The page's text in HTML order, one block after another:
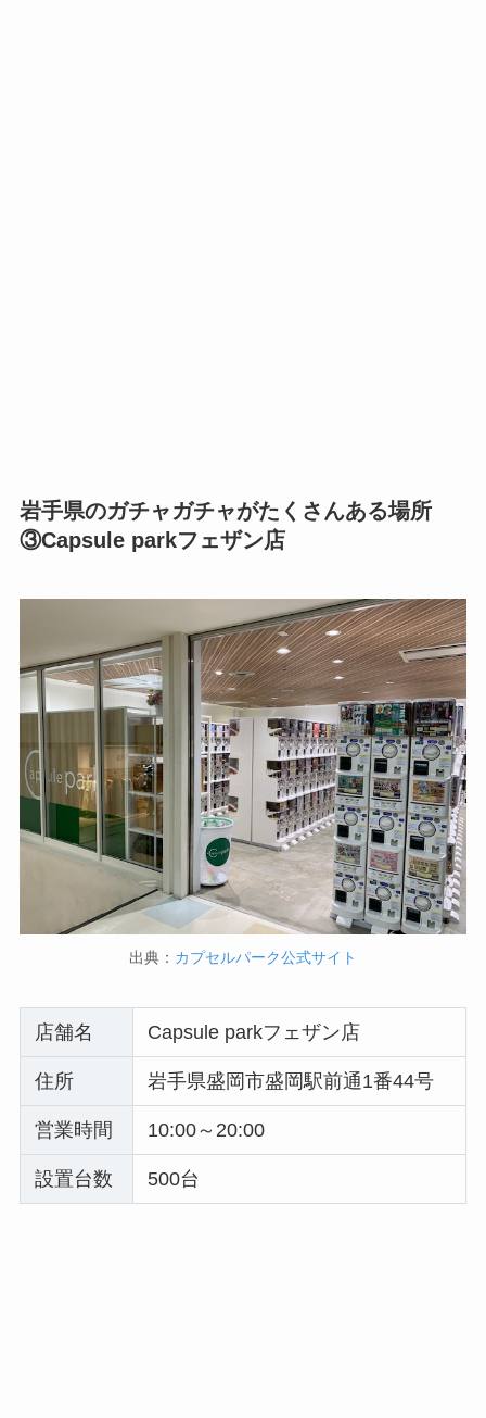
岩手県のガチャガチャがたくさんある場所
③Capsule parkフェザン店
出典： カプセルパーク公式サイト
店舗名 Capsule parkフェザン店
住所 岩手県盛岡市盛岡駅前通1番44号
営業時間 10:00～20:00
設置台数 500台